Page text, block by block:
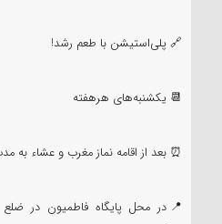
🔗 پلی‌استیشن با طعم رشد!
📆 یکشنبه‌های هرهفته
⏰ بعد از اقامه نماز مغرب و عشاء
📍در محل پایگاه فاطمیون در ضلع